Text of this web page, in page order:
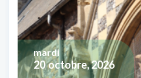
20 octobre, 2026
mardi